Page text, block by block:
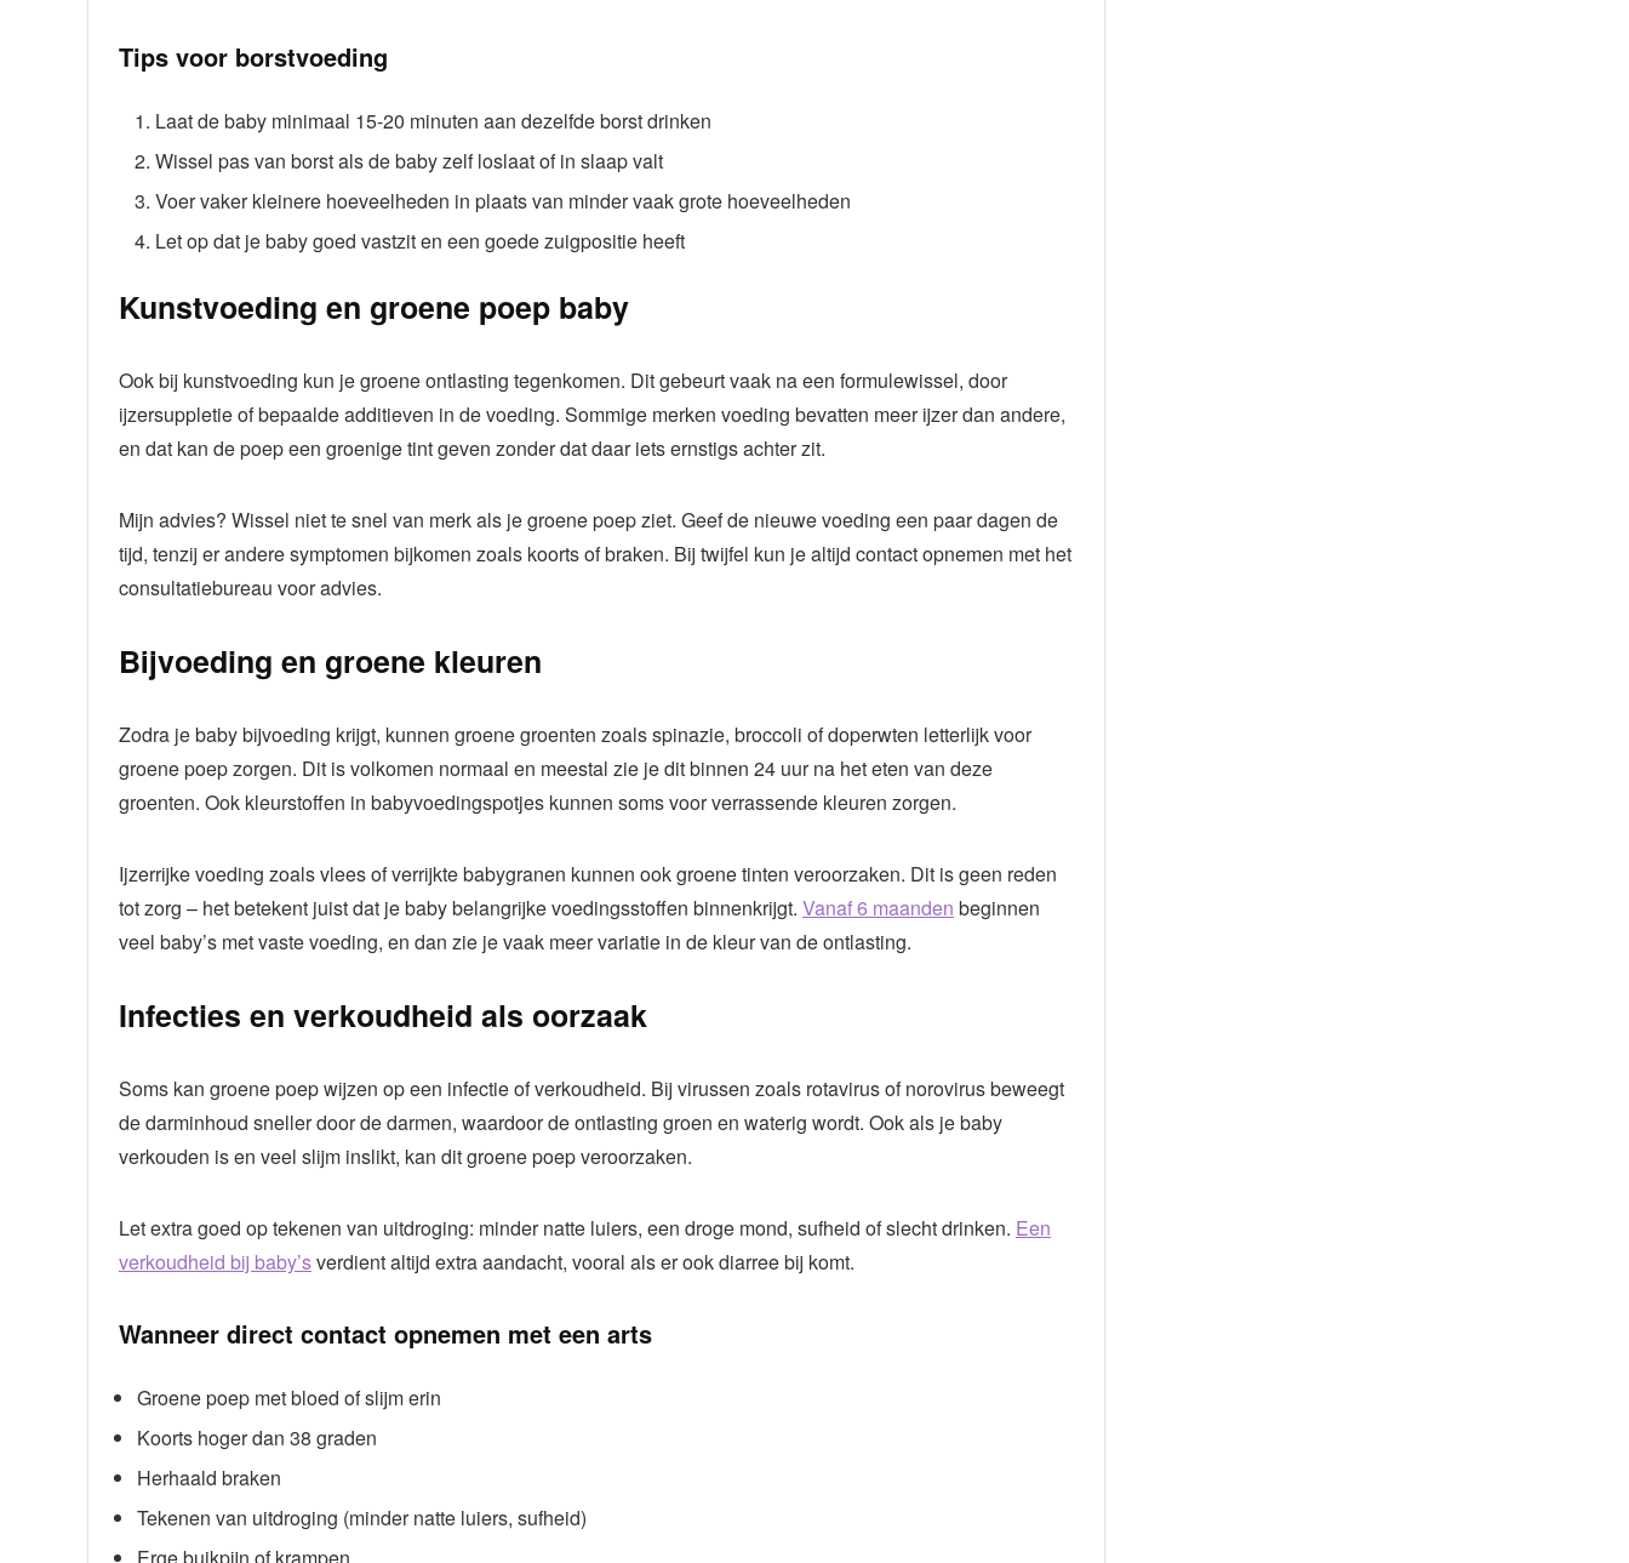
Tips voor borstvoeding
Laat de baby minimaal 15-20 minuten aan dezelfde borst drinken
Wissel pas van borst als de baby zelf loslaat of in slaap valt
Voer vaker kleinere hoeveelheden in plaats van minder vaak grote hoeveelheden
Let op dat je baby goed vastzit en een goede zuigpositie heeft
Kunstvoeding en groene poep baby
Ook bij kunstvoeding kun je groene ontlasting tegenkomen. Dit gebeurt vaak na een formulewissel, door
ijzersuppletie of bepaalde additieven in de voeding. Sommige merken voeding bevatten meer ijzer dan andere,
en dat kan de poep een groenige tint geven zonder dat daar iets ernstigs achter zit.
Mijn advies? Wissel niet te snel van merk als je groene poep ziet. Geef de nieuwe voeding een paar dagen de
tijd, tenzij er andere symptomen bijkomen zoals koorts of braken. Bij twijfel kun je altijd contact opnemen met het
consultatiebureau voor advies.
Bijvoeding en groene kleuren
Zodra je baby bijvoeding krijgt, kunnen groene groenten zoals spinazie, broccoli of doperwten letterlijk voor
groene poep zorgen. Dit is volkomen normaal en meestal zie je dit binnen 24 uur na het eten van deze
groenten. Ook kleurstoffen in babyvoedingspotjes kunnen soms voor verrassende kleuren zorgen.
Ijzerrijke voeding zoals vlees of verrijkte babygranen kunnen ook groene tinten veroorzaken. Dit is geen reden
tot zorg – het betekent juist dat je baby belangrijke voedingsstoffen binnenkrijgt. Vanaf 6 maanden beginnen
veel baby’s met vaste voeding, en dan zie je vaak meer variatie in de kleur van de ontlasting.
Infecties en verkoudheid als oorzaak
Soms kan groene poep wijzen op een infectie of verkoudheid. Bij virussen zoals rotavirus of norovirus beweegt
de darminhoud sneller door de darmen, waardoor de ontlasting groen en waterig wordt. Ook als je baby
verkouden is en veel slijm inslikt, kan dit groene poep veroorzaken.
Let extra goed op tekenen van uitdroging: minder natte luiers, een droge mond, sufheid of slecht drinken. Een
verkoudheid bij baby’sverdient altijd extra aandacht, vooral als er ook diarree bij komt.
Wanneer direct contact opnemen met een arts
Groene poep met bloed of slijm erin
Koorts hoger dan 38 graden
Herhaald braken
Tekenen van uitdroging (minder natte luiers, sufheid)
Erge buikpijn of krampen